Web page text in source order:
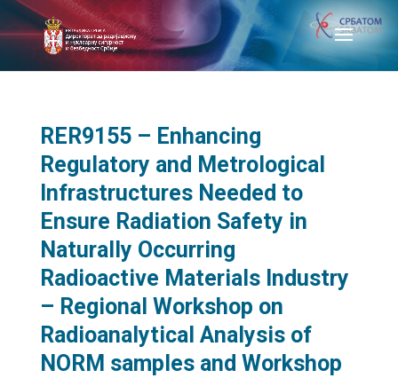
RER9155 – Enhancing
Regulatory and Metrological
Infrastructures Needed to
Ensure Radiation Safety in
Naturally Occurring
Radioactive Materials Industry
– Regional Workshop on
Radioanalytical Analysis of
NORM samples and Workshop